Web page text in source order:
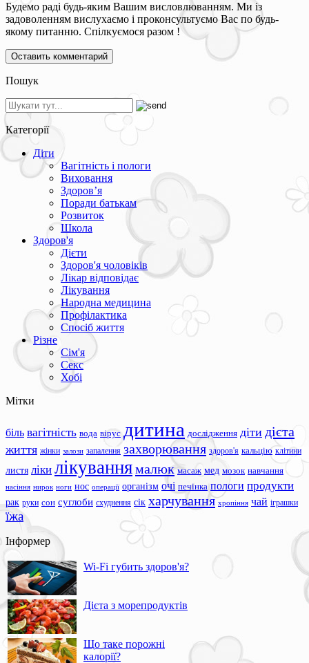
Будемо раді будь-яким Вашим висловлюванням. Ми із
задоволенням вислухаємо і проконсультуємо Вас по будь-
якому питанню. Спілкуємося разом !
Пошук
Категорії
Діти
Вагітність і пологи
Виховання
Здоров’я
Поради батькам
Розвиток
Школа
Здоров'я
Дієти
Здоров'я чоловіків
Лікар відповідає
Лікування
Народна медицина
Профілактика
Спосіб життя
Різне
Сім'я
Секс
Хобі
Мітки
біль вагітність вода вірус дитина дослідження діти дієта
життя жінки залози запалення захворювання здоров'я кальцію клітини
листя ліки лікуваннямалюк масаж мед мозок навчання
насіння нирок ноги нос операції організм очі печінка пологи продукти
рак руки сон суглоби схуднення сік харчування хропіння чай іграшки
їжа
Інформер
Wi-Fi губить здоров'я?
Дієта з морепродуктів
Що таке порожні
калорії?